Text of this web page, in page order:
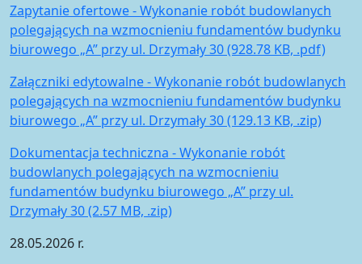
Zapytanie ofertowe - Wykonanie robót budowlanych
polegających na wzmocnieniu fundamentów budynku
biurowego „A” przy ul. Drzymały 30 (928.78 KB, .pdf)
Załączniki edytowalne - Wykonanie robót budowlanych
polegających na wzmocnieniu fundamentów budynku
biurowego „A” przy ul. Drzymały 30 (129.13 KB, .zip)
Dokumentacja techniczna - Wykonanie robót
budowlanych polegających na wzmocnieniu
fundamentów budynku biurowego „A” przy ul.
Drzymały 30 (2.57 MB, .zip)
28.05.2026 r.